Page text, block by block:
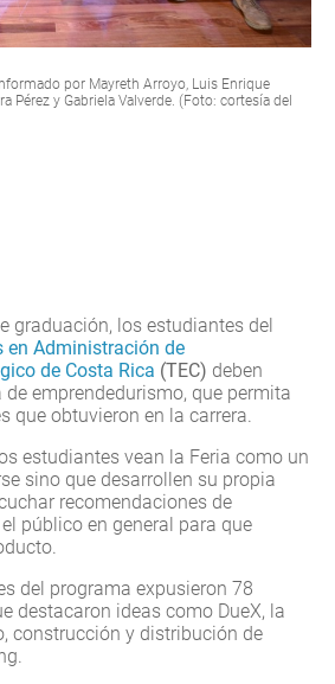
por Mayreth Arroyo, Luis Enrique
Pérez y Gabriela Valverde. (Foto: cortesía del
graduación, los estudiantes del
en Administración de
de Costa Rica (TEC) deben
emprendedurismo, que permita
que obtuvieron en la carrera.
estudiantes vean la Feria como un
sino que desarrollen su propia
recomendaciones de
público en general para que
del programa expusieron 78
destacaron ideas como DueX, la
construcción y distribución de